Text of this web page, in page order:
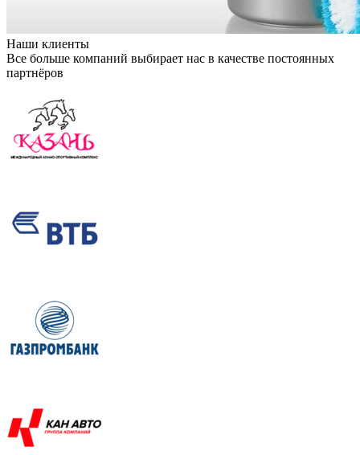
Наши клиенты
Все больше компаний выбирает нас в качестве постоянных
партнёров